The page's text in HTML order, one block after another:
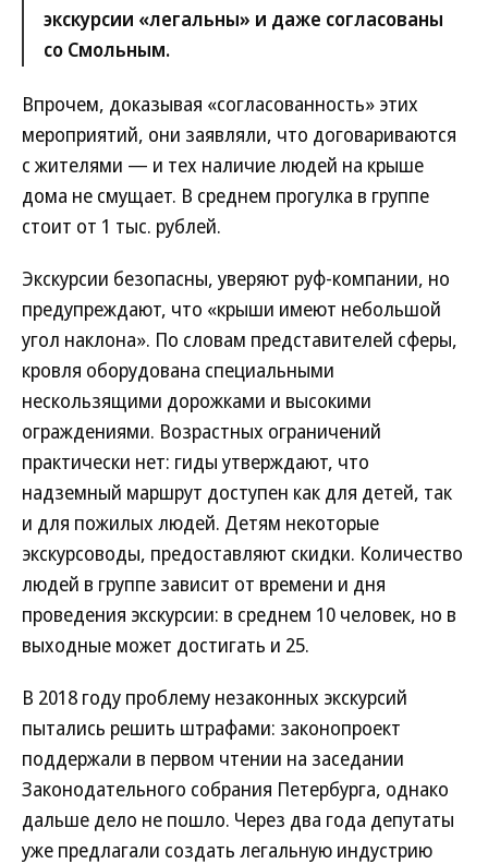
экскурсии «легальны» и даже согласованы
со Смольным.
Впрочем, доказывая «согласованность» этих
мероприятий, они заявляли, что договариваются
с жителями — и тех наличие людей на крыше
дома не смущает. В среднем прогулка в группе
стоит от 1 тыс. рублей.
Экскурсии безопасны, уверяют руф-компании, но
предупреждают, что «крыши имеют небольшой
угол наклона». По словам представителей сферы,
кровля оборудована специальными
нескользящими дорожками и высокими
ограждениями. Возрастных ограничений
практически нет: гиды утверждают, что
надземный маршрут доступен как для детей, так
и для пожилых людей. Детям некоторые
экскурсоводы, предоставляют скидки. Количество
людей в группе зависит от времени и дня
проведения экскурсии: в среднем 10 человек, но в
выходные может достигать и 25.
В 2018 году проблему незаконных экскурсий
пытались решить штрафами: законопроект
поддержали в первом чтении на заседании
Законодательного собрания Петербурга, однако
дальше дело не пошло. Через два года депутаты
уже предлагали создать легальную индустрию